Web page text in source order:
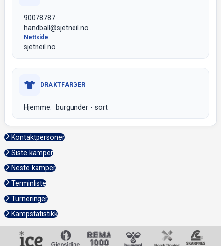
90078787
handball@sjetneil.no
Nettside
sjetneil.no
DRAKTFARGER
Hjemme: burgunder - sort
Kontaktpersoner
Siste kamper
Neste kamper
Terminliste
Turneringer
Kampstatistikk